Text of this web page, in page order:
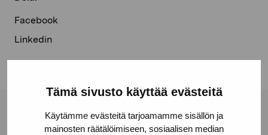
Tämä sivusto käyttää evästeitä
Käytämme evästeitä tarjoamamme sisällön ja
mainosten räätälöimiseen, sosiaalisen median
Facebook
Linkedin
Stiftelsen Pro Artibus